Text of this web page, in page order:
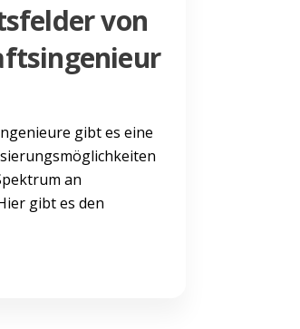
von
gibt es eine
an
gibt es den